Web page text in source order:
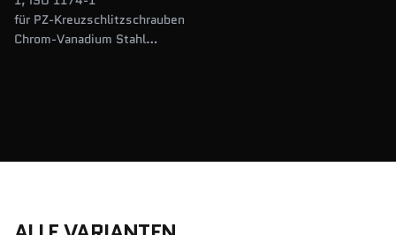
für PZ-Kreuzschlitzschrauben
Chrom-Vanadium Stahl